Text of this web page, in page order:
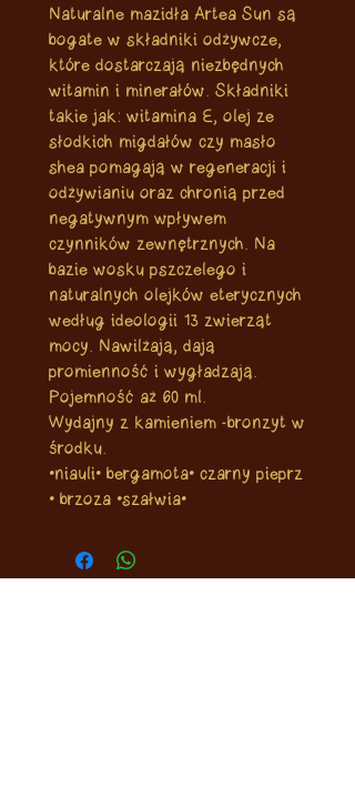
Naturalne mazidła Artea Sun są
bogate w składniki odżywcze,
które dostarczają niezbędnych
witamin i minerałów. Składniki
takie jak: witamina E, olej ze
słodkich migdałów czy masło
shea pomagają w regeneracji i
odżywianiu oraz chronią przed
negatywnym wpływem
czynników zewnętrznych. Na
bazie wosku pszczelego i
naturalnych olejków eterycznych
według ideologii 13 zwierząt
mocy. Nawilżają, dają
promienność i wygładzają.
Pojemność aż 60 ml.
Wydajny z kamieniem -bronzyt w
środku.
•niauli• bergamota• czarny pieprz
• brzoza •szałwia•